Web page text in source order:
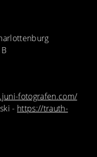
fotografen.com/
- https://trauth-